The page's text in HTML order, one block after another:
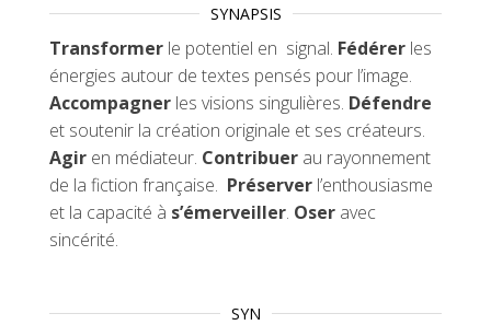
SYNAPSIS
Transformer le potentiel en signal. Fédérer les
énergies autour de textes pensés pour l’image.
Accompagner les visions singulières. Défendre
et soutenir la création originale et ses créateurs.
Agir en médiateur. Contribuer au rayonnement
de la fiction française. Préserver l’enthousiasme
et la capacité à s’émerveiller. Oser avec
sincérité.
SYN